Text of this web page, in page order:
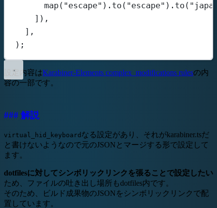
map( "escape" ). to ( "escape" ). to (
]),
],
);
設定内容はKarabiner-Elements complex_modifications rulesの内
容の一部です。
### 解説
virtual_hid_keyboard なる設定があり、それがkarabiner.tsだ
と書けないようなので元のJSONとマージする形で設定して
ます。
dotfilesに対してシンボリックリンクを張ることで設定したい
ため、ファイルの吐き出し場所もdotfiles内です。
そのため、ビルド成果物のJSONをシンボリックリンクで配
置しています。